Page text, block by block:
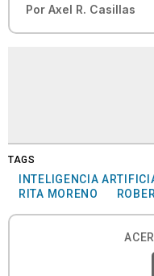
Por Axel R. Casillas
TAGS
INTELIGENCIA
RITA MORENO